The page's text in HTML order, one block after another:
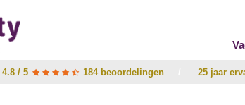
4.8 / 5 184 beoordelingen 25 jaar